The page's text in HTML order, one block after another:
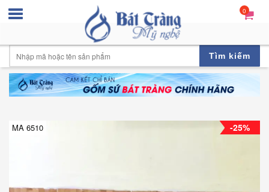
0
Tìm kiếm
-25%
MA 6510